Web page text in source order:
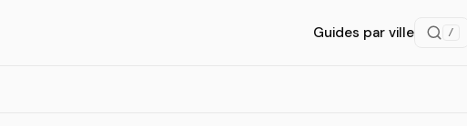
Guides par ville /